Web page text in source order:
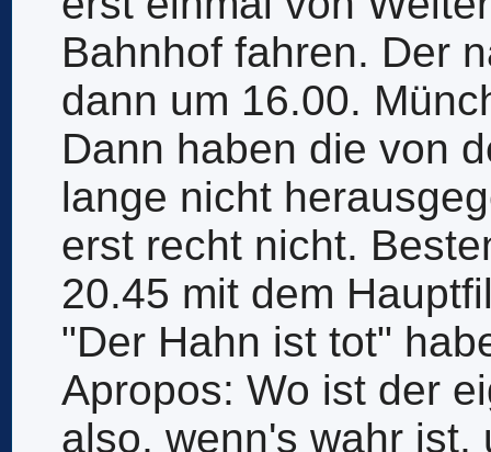
Bahnhof fahren. Der
dann um 16.00.
Dann haben die von
lange nicht
erst recht nicht.
20.45 mit dem
"Der Hahn ist tot"
Apropos: Wo ist der
also, wenn's wahr ist,